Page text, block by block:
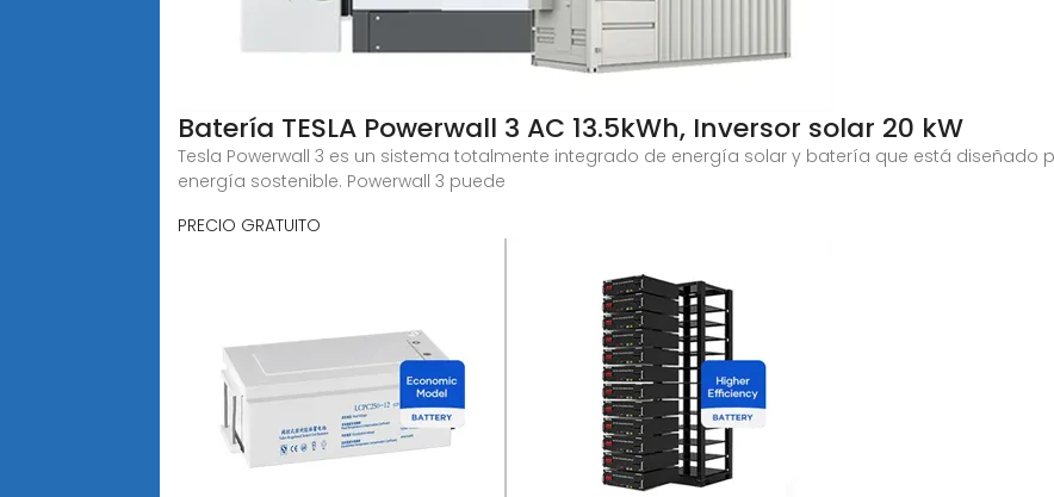
Batería TESLA Powerwall 3 AC 13.5kWh, Inversor solar 20 kW
Tesla Powerwall 3 es un sistema totalmente integrado de energía solar y batería que está diseñado
energía sostenible. Powerwall 3 puede
PRECIO GRATUITO